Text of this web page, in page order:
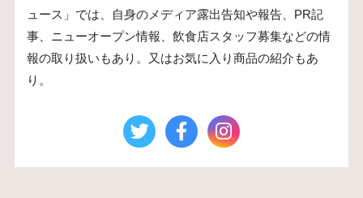
ュース」では、自身のメディア露出告知や報告、PR記
事、ニューオープン情報、飲食店スタッフ募集などの情
報の取り扱いもあり。又はお気に入り商品の紹介もあ
り。